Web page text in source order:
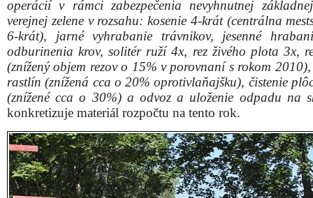
operácií v rámci zabezpečenia nevyhnutnej
verejnej zelene v rozsahu: kosenie 4-krát (centrálna
6-krát), jarné vyhrabanie trávnikov, jesenné
odburinenia krov, solitér ruží 4x, rez živého plota 3x,
(znížený objem rezov o 15% v porovnaní s rokom
rastlín (znížená cca o 20% oprotivlaňajšku), čistenie
(znížené cca o 30%) a odvoz a uloženie odpadu na
konkretizuje materiál rozpočtu na tento rok.